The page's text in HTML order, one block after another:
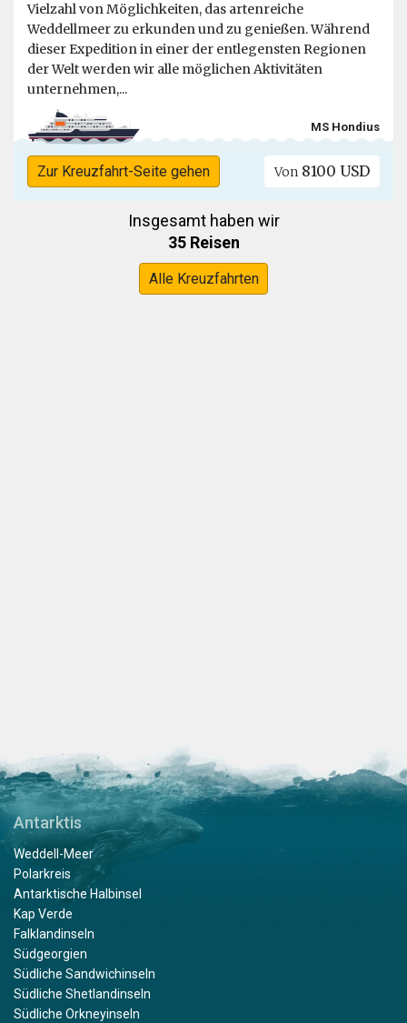
Vielzahl von Möglichkeiten, das artenreiche
Weddellmeer zu erkunden und zu genießen. Während
dieser Expedition in einer der entlegensten Regionen
der Welt werden wir alle möglichen Aktivitäten
unternehmen,...
MS Hondius
Zur Kreuzfahrt-Seite gehen Von 8100 USD
Insgesamt haben wir
35 Reisen
Alle Kreuzfahrten
Antarktis
Weddell-Meer
Polarkreis
Antarktische Halbinsel
Kap Verde
Falklandinseln
Südgeorgien
Südliche Sandwichinseln
Südliche Shetlandinseln
Südliche Orkneyinseln